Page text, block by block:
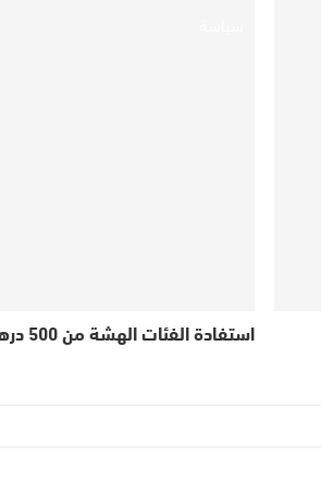
استفادة الفئات الهشة من 500 درهما لن تتجاوز 12 شهراً